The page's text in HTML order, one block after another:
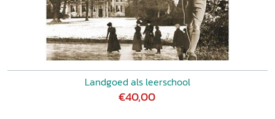
Landgoed als leerschool
€40,00